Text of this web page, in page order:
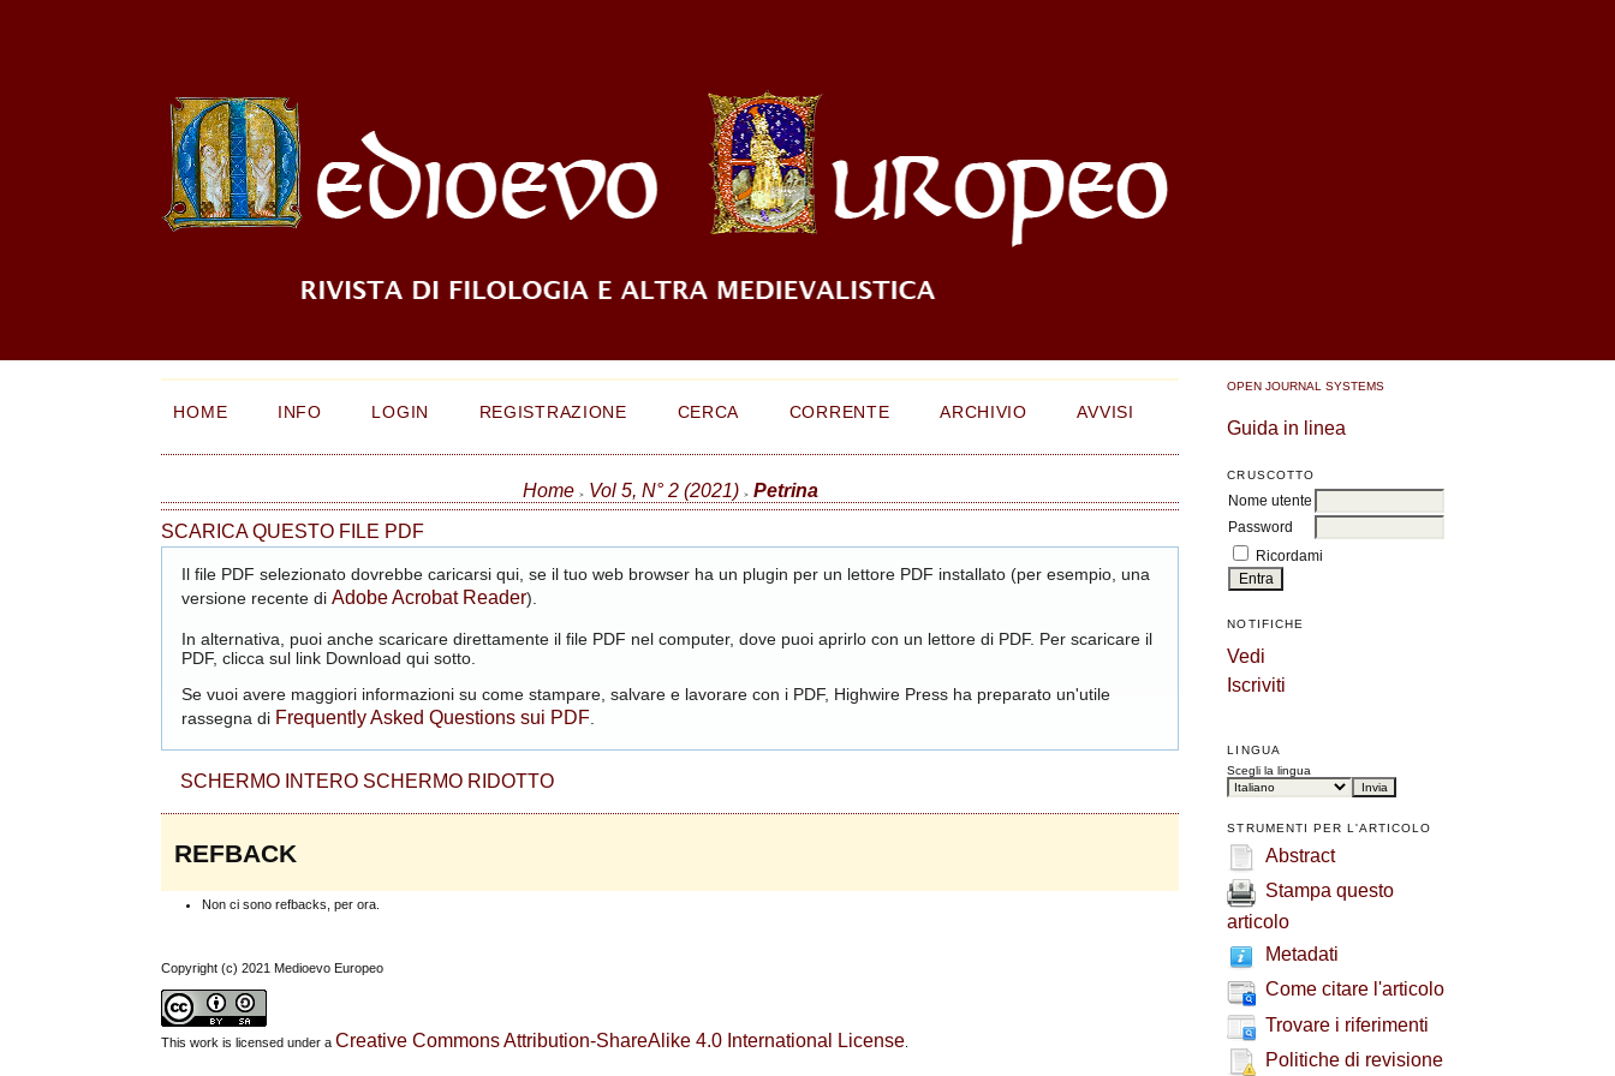
OPEN JOURNAL SYSTEMS
Guida in linea
CRUSCOTTO
Nome utente
Password
Ricordami
NOTIFICHE
Vedi
Iscriviti
LINGUA
Scegli la lingua
STRUMENTI PER L'ARTICOLO
Abstract
Stampa questo
articolo
Metadati
Come citare l'articolo
Trovare i riferimenti
Politiche di revisione
HOME INFO LOGIN REGISTRAZIONE CERCA CORRENTE ARCHIVIO AVVISI
Home > Vol 5, N° 2 (2021) > Petrina
SCARICA QUESTO FILE PDF
Il file PDF selezionato dovrebbe caricarsi qui, se il tuo web browser ha un plugin per un lettore PDF installato (per esempio, una
versione recente di Adobe Acrobat Reader).
In alternativa, puoi anche scaricare direttamente il file PDF nel computer, dove puoi aprirlo con un lettore di PDF. Per scaricare il
PDF, clicca sul link Download qui sotto.
Se vuoi avere maggiori informazioni su come stampare, salvare e lavorare con i PDF, Highwire Press ha preparato un'utile
rassegna di Frequently Asked Questions sui PDF.
SCHERMO INTERO SCHERMO RIDOTTO
REFBACK
Non ci sono refbacks, per ora.
Copyright (c) 2021 Medioevo Europeo
This work is licensed under aCreative Commons Attribution-ShareAlike 4.0 International License